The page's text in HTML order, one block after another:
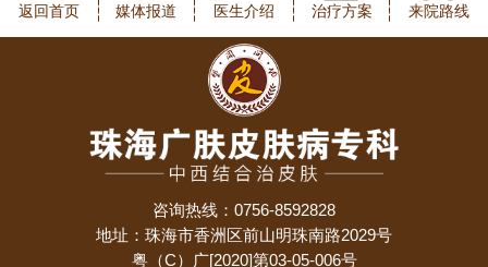
返回首页 媒体报道 医生介绍 治疗方案 来院路线
咨询热线：0756-8592828
地址：珠海市香洲区前山明珠南路2029号
粤（C）广[2020]第03-05-006号